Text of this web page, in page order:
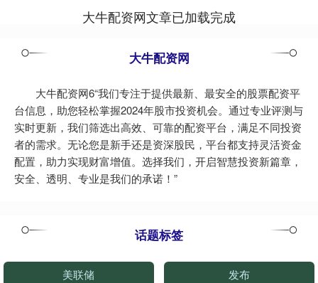
大牛配资网文章已加载完成
大牛配资网
大牛配资网6“我们专注于提供最新、最安全的股票配资平
台信息，助您轻松掌握2024年股市投资机会。通过专业评测与
实时更新，我们筛选出高效、可靠的配资平台，满足不同投资
者的需求。无论您是新手还是资深股民，平台都支持灵活资金
配置，助力实现财富增值。选择我们，开启智慧投资新篇章，
安全、透明、专业是我们的承诺！”
话题标签
美联储 发布